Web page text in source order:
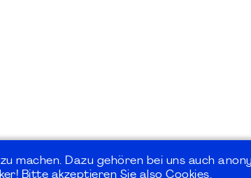
machen. Dazu gehören bei uns auch
Bitte akzeptieren Sie also Cookies.